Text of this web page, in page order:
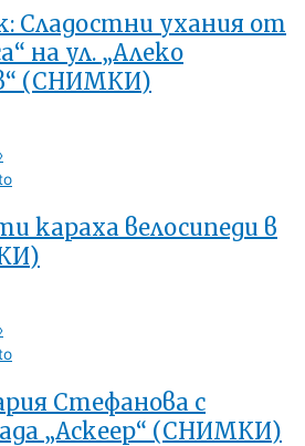
Сладостни ухания от
на ул. „Алеко
(СНИМКИ)
караха велосипеди в
Стефанова с
„Аскеер“ (СНИМКИ)